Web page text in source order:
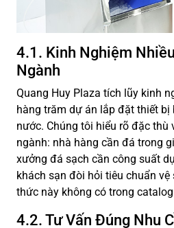
4.1. Kinh Nghiệm
Ngành
Quang Huy Plaza tích lũy kinh
hàng trăm dự án lắp đặt thiết bị
nước. Chúng tôi hiểu rõ đặc thù
ngành: nhà hàng cần đá trong
xưởng đá sạch cần công suất
khách sạn đòi hỏi tiêu chuẩn vệ
thức này không có trong
4.2. Tư Vấn Đúng Nhu